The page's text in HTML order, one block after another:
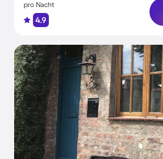
pro Nacht
4.9